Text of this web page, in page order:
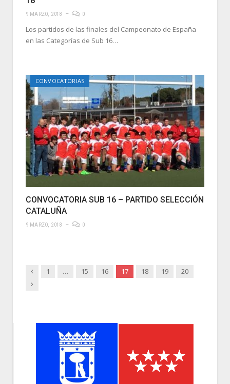
9 MARZO, 2018 0
Los partidos de las finales del Campeonato de España
en las Categorías de Sub 16…
CONVOCATORIAS
CONVOCATORIA SUB 16 – PARTIDO SELECCIÓN
CATALUÑA
9 MARZO, 2018 0
Anterior
1 … 15 16 17 18 19
20
Siguiente